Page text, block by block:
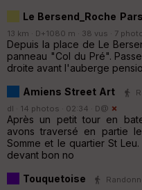
Le Bersend_Roche
13 km · D+1080 m · 38 vus · 7
Depuis la place de Le
panneau "Col du Pré".
droite avant l'auberge
Amiens Street Art
dl · 14 photos · 02:34 · D@
Après un petit tour en
avons traversé en partie
Somme et le quartier St
devant bon no
Touquetoise